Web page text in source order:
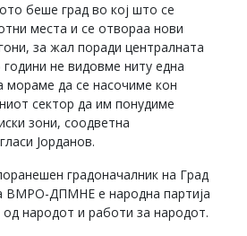
беше град во кој што се
места и се отвораа нови
за жал поради централната
не видовме ниту една
мораме да се насочиме кон
сектор да им понудиме
зони, соодветна
Јорданов.
градоначалник на Град
ВМРО-ДПМНЕ е народна партија
од народот и работи за народот.